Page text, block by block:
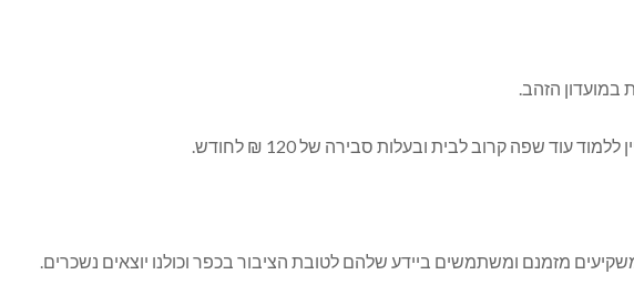
במועדון הזהב.
עוד שפה קרוב לבית ובעלות סבירה של 120 ₪ לחודש.
מזמנם ומשתמשים ביידע שלהם לטובת הציבור בכפר וכולנו יוצאים נשכרים.